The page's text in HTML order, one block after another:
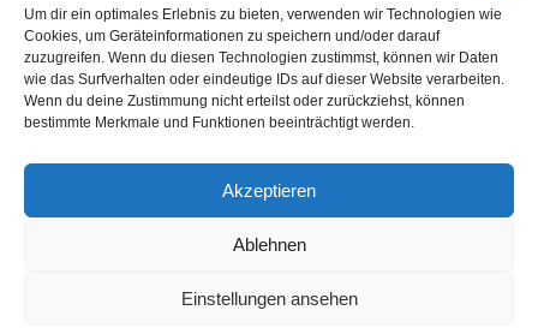
Um dir ein optimales Erlebnis zu bieten, verwenden wir Technologien wie
Cookies, um Geräteinformationen zu speichern und/oder darauf
zuzugreifen. Wenn du diesen Technologien zustimmst, können wir Daten
wie das Surfverhalten oder eindeutige IDs auf dieser Website verarbeiten.
Wenn du deine Zustimmung nicht erteilst oder zurückziehst, können
bestimmte Merkmale und Funktionen beeinträchtigt werden.
Akzeptieren
Ablehnen
Einstellungen ansehen
Sachbuch allgemein
ARCHIVE
Archive